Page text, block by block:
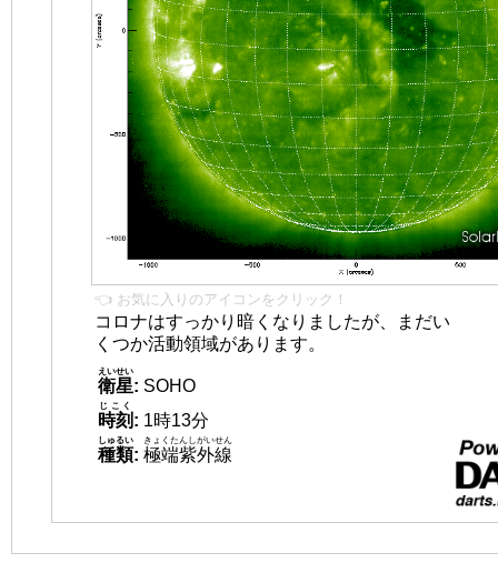
👈 お気に入りのアイコンをクリック！
コロナはすっかり暗くなりましたが、まだい
くつか活動領域があります。
衛星
えいせい
: SOHO
時刻
じこく
: 1時13分
種類
しゅるい
: 極端紫外線
きょくたんしがいせん